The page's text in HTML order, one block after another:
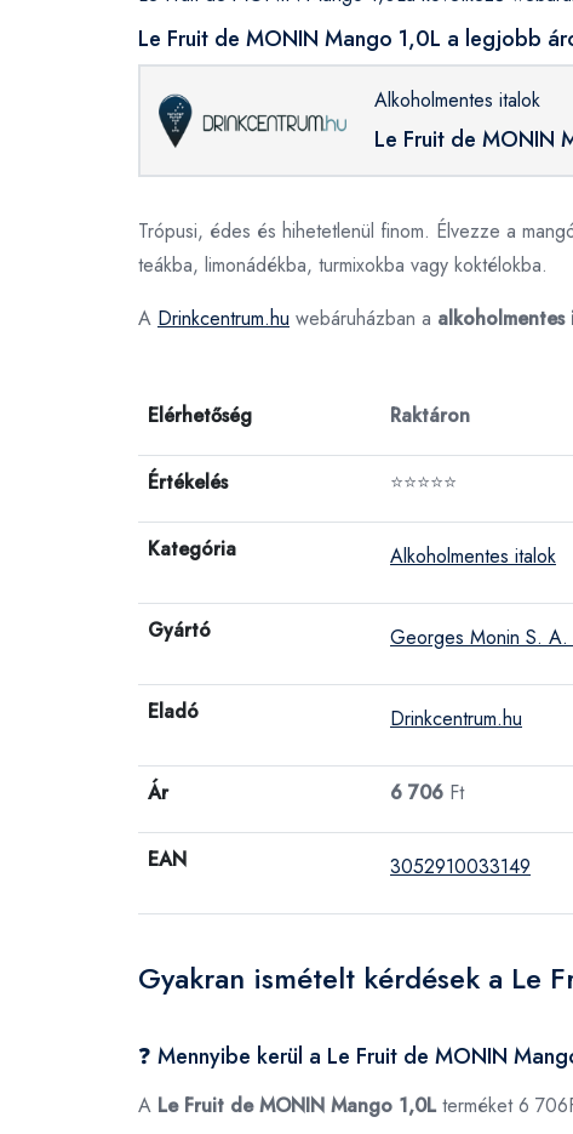
Le Fruit de MONIN Mango 1,0L a legjobb
Alkoholmentes italok
Le Fruit de MONIN
Trópusi, édes és hihetetlenül finom. Élvezze a
teákba, limonádékba, turmixokba vagy koktélokba.
A Drinkcentrum.hu webáruházban a
Elérhetőség Raktáron
Értékelés ⭐⭐⭐⭐⭐
Kategória Alkoholmentes italok
Gyártó Georges Monin S. A.
Eladó Drinkcentrum.hu
Ár 6 706 Ft
EAN 3052910033149
Gyakran ismételt kérdések a Le
❓ Mennyibe kerül a Le Fruit de MONIN
A Le Fruit de MONIN Mango 1,0Lterméket 6